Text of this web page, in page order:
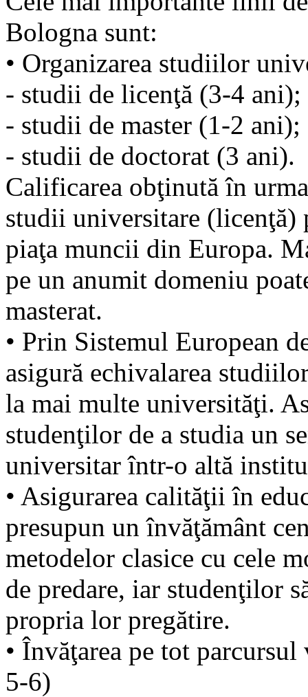
Bologna sunt:
• Organizarea studiilor
- studii de licenţă (3-4 ani);
- studii de master (1-2 ani);
- studii de doctorat (3 ani).
Calificarea obţinută în
studii universitare
piaţa muncii din Europa.
pe un anumit domeniu
masterat.
• Prin Sistemul European
asigură echivalarea
la mai multe universităţi.
studenţilor de a studia un
universitar într-o altă
• Asigurarea calităţii în
presupun un învăţământ
metodelor clasice cu cele
de predare, iar studenţilor
propria lor pregătire.
• Învăţarea pe tot
5-6)